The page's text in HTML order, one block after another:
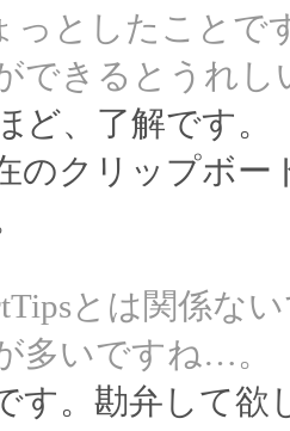
っとしたことで
できるとうれし
ど、了解です。
のクリップボ
とは関係な
多いですね…。
す。勘弁して欲